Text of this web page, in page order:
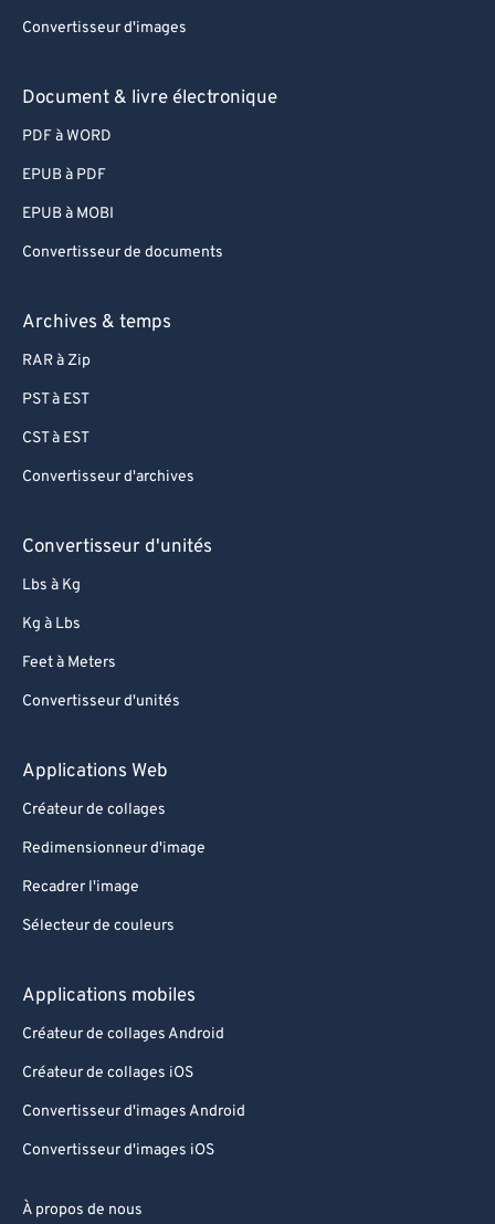
Convertisseur d'images
Document & livre électronique
PDF à WORD
EPUB à PDF
EPUB à MOBI
Convertisseur de documents
Archives & temps
RAR à Zip
PST à EST
CST à EST
Convertisseur d'archives
Convertisseur d'unités
Lbs à Kg
Kg à Lbs
Feet à Meters
Convertisseur d'unités
Applications Web
Créateur de collages
Redimensionneur d'image
Recadrer l'image
Sélecteur de couleurs
Applications mobiles
Créateur de collages Android
Créateur de collages iOS
Convertisseur d'images Android
Convertisseur d'images iOS
À propos de nous